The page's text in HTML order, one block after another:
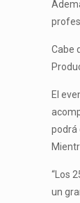
Cabe
El
podrá
“Los
un